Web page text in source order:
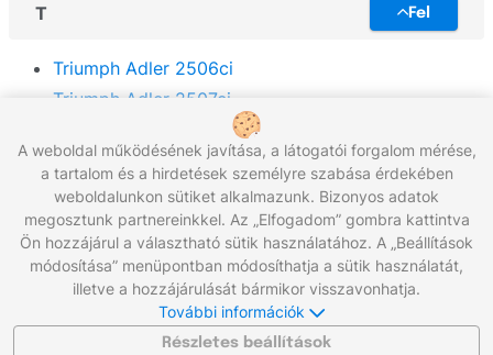
Zebra
T Fel
Triumph Adler 2506ci
Triumph Adler 2507ci
Triumph Adler DCC 2500ci
Triumph Adler DCC-6520
Triumph Adler P-C3565i MFP
Hívjon minket: +36 96/566-292
Munkanapokon 8:00 - 17:00
Írjon nekünk:info@gigaprint.hu©2026 gigaprint.hu
A weboldal működésének javítása, a látogatói forgalom mérése,
a tartalom és a hirdetések személyre szabása érdekében
weboldalunkon sütiket alkalmazunk. Bizonyos adatok
megosztunk partnereinkkel. Az „Elfogadom” gombra kattintva
Ön hozzájárul a választható sütik használatához. A „Beállítások
módosítása” menüpontban módosíthatja a sütik használatát,
illetve a hozzájárulását bármikor visszavonhatja.
További információk
Részletes beállítások